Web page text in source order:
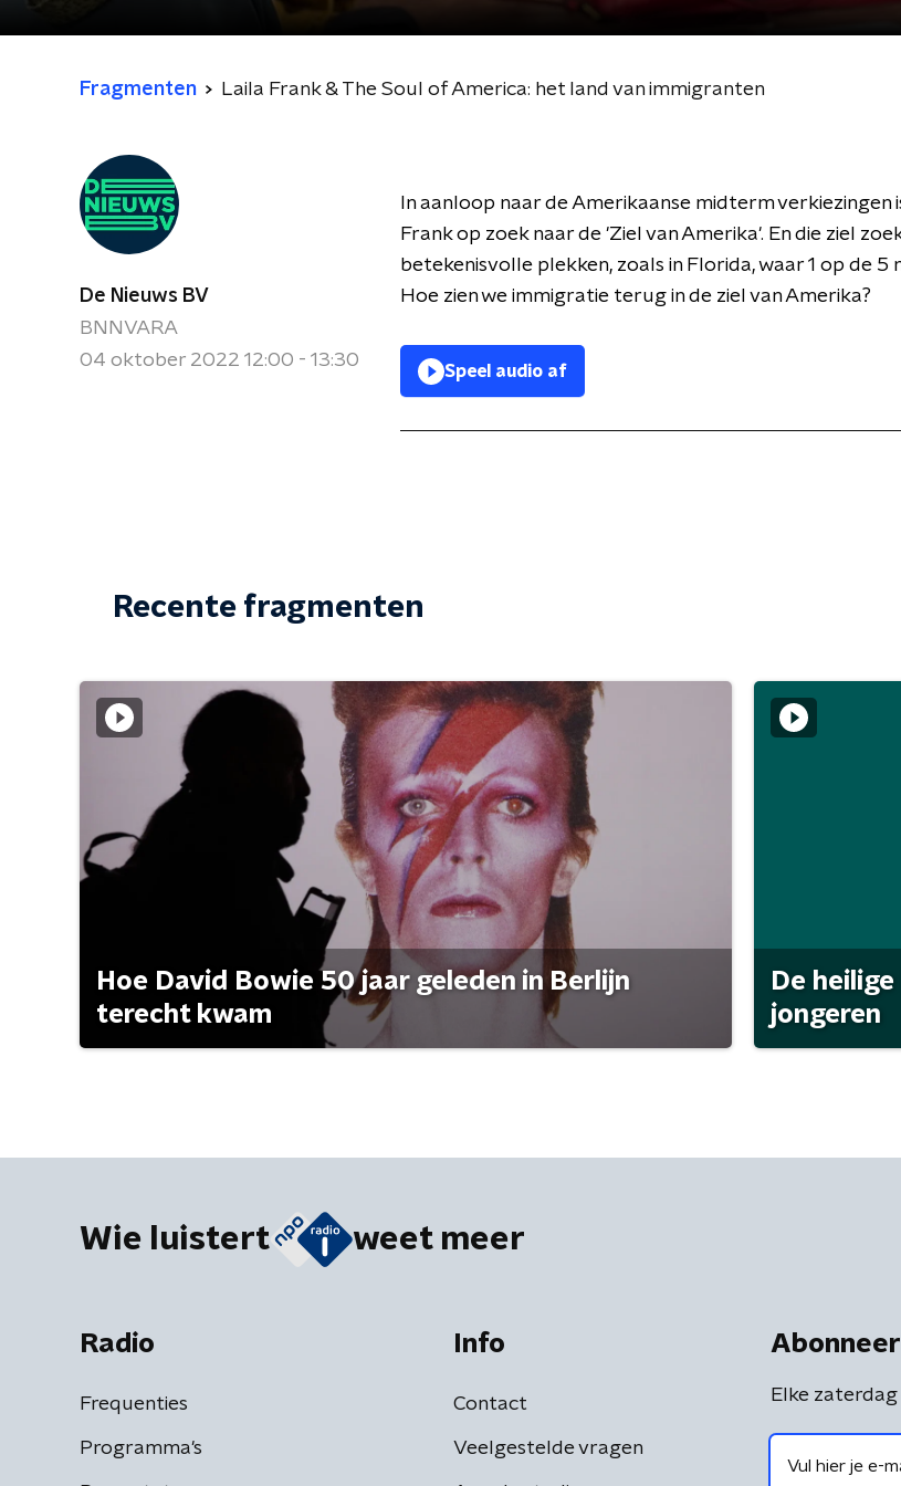
Fragmenten Laila Frank & The Soul of America: het land van immigranten
De Nieuws BV
BNNVARA
04 oktober 2022 12:00 - 13:30
In aanloop naar de Amerikaanse midterm verkiezingen
Frank op zoek naar de 'Ziel van Amerika'. En die ziel
betekenisvolle plekken, zoals in Florida, waar 1 op de 5
Hoe zien we immigratie terug in de ziel van Amerika?
Speel audio af
Recente fragmenten
Hoe David Bowie 50 jaar geleden in Berlijn
terecht kwam
De
jongeren
Wie luistert weet meer
Radio
Frequenties
Programma's
Info
Contact
Veelgestelde vragen
Elke zaterdag